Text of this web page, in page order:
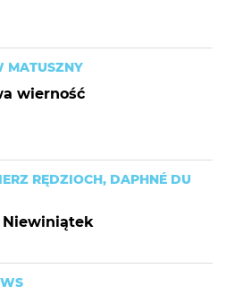
MATUSZNY
wierność
RĘDZIOCH, DAPHNÉ DU
Niewiniątek